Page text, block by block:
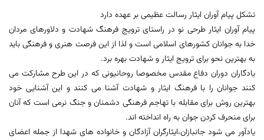
تشکل پیام آوران ایثار رسالت عظیمی بر عهده دارد
پیام آوران ایثار طرحی نو در راستای ترویج فرهنگ شهادت و دلاورهای مردان
خدا به جوانان کشورهای اسلامی است و لذا از این فرصت هنری و فرهنگی باید
به بهترین نحو برای ترویج ایثار و شهادت بهره برد.
یادگاران دوران دفاع مقدس مخصوصا روحانیونی که در این طرح مشارکت می
کنند جوانان را با فرهنگ ایثار و شهادت آشنا می کنند و این آشنایی خود
بهترین روش برای مقابله با تهاجم فرهنگی دشمنان و جنگ نرمی است که آنان
برای منحرف کردن جوان به راه انداخته اند.
یادآور می شود جانبازان،ایثارگران آزادگان و خانواده های شهدا از جمله اعضای